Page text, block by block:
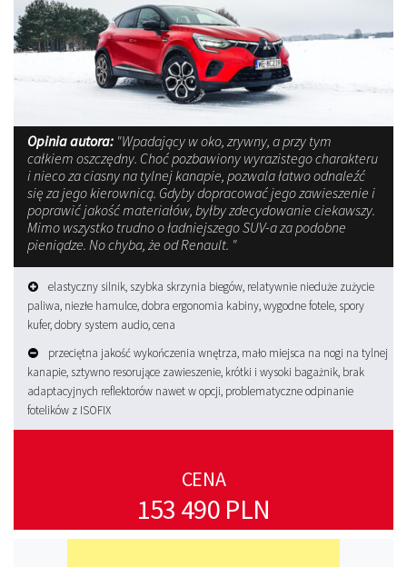
Opinia autora: "Wpadający w oko, zrywny, a przy tym
całkiem oszczędny. Choć pozbawiony wyrazistego charakteru
i nieco za ciasny na tylnej kanapie, pozwala łatwo odnaleźć
się za jego kierownicą. Gdyby dopracować jego zawieszenie i
poprawić jakość materiałów, byłby zdecydowanie ciekawszy.
Mimo wszystko trudno o ładniejszego SUV-a za podobne
pieniądze. No chyba, że od Renault. "
elastyczny silnik, szybka skrzynia biegów, relatywnie nieduże zużycie
paliwa, niezłe hamulce, dobra ergonomia kabiny, wygodne fotele, spory
kufer, dobry system audio, cena
przeciętna jakość wykończenia wnętrza, mało miejsca na nogi na tylnej
kanapie, sztywno resorujące zawieszenie, krótki i wysoki bagażnik, brak
adaptacyjnych reflektorów nawet w opcji, problematyczne odpinanie
fotelików z ISOFIX
CENA
153 490 PLN